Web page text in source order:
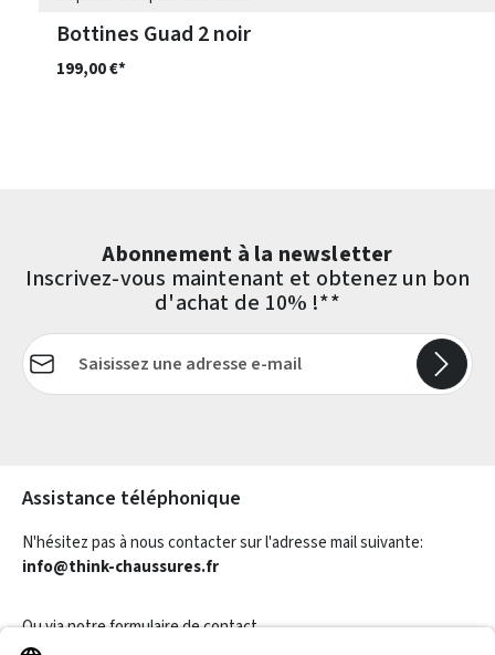
Bottines Guad 2 noir
199,00 €*
Abonnement à la newsletter
Inscrivez-vous maintenant et obtenez un bon
d'achat de 10% !**
Adresse e-mail*
Assistance téléphonique
N'hésitez pas à nous contacter sur l'adresse mail suivante:
info@think-chaussures.fr
Ou via notreformulaire de contact.